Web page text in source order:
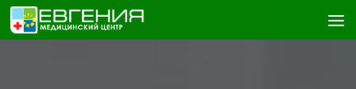
Skip to content